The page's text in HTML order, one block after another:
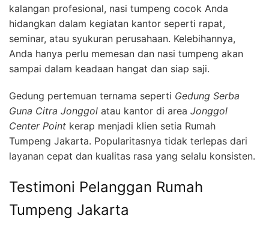
kalangan profesional, nasi tumpeng cocok Anda
hidangkan dalam kegiatan kantor seperti rapat,
seminar, atau syukuran perusahaan. Kelebihannya,
Anda hanya perlu memesan dan nasi tumpeng akan
sampai dalam keadaan hangat dan siap saji.
Gedung pertemuan ternama seperti Gedung Serba
Guna Citra Jonggol atau kantor di area Jonggol
Center Point kerap menjadi klien setia Rumah
Tumpeng Jakarta. Popularitasnya tidak terlepas dari
layanan cepat dan kualitas rasa yang selalu konsisten.
Testimoni Pelanggan Rumah
Tumpeng Jakarta